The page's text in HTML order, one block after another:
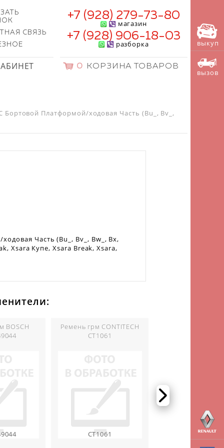
СВЯЗЬ
+7 (928) 279-73-80
магазин
+7 (928) 906-18-03
разборка
0 КОРЗИНА ТОВАРОВ
Бортовой Платформой/ходовая Часть (Bu_, Bv_,
Часть (Bu_, Bv_, Bw_, Bx,
Xsara Купе, Xsara Break, Xsara,
BOSCH
Ремень грм CONTITECH
CT1061
CT1061
выкуп
вызов